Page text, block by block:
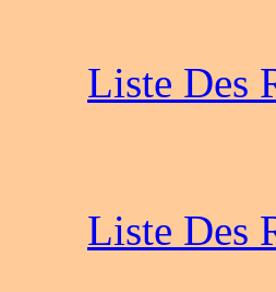
Liste Des
Liste Des